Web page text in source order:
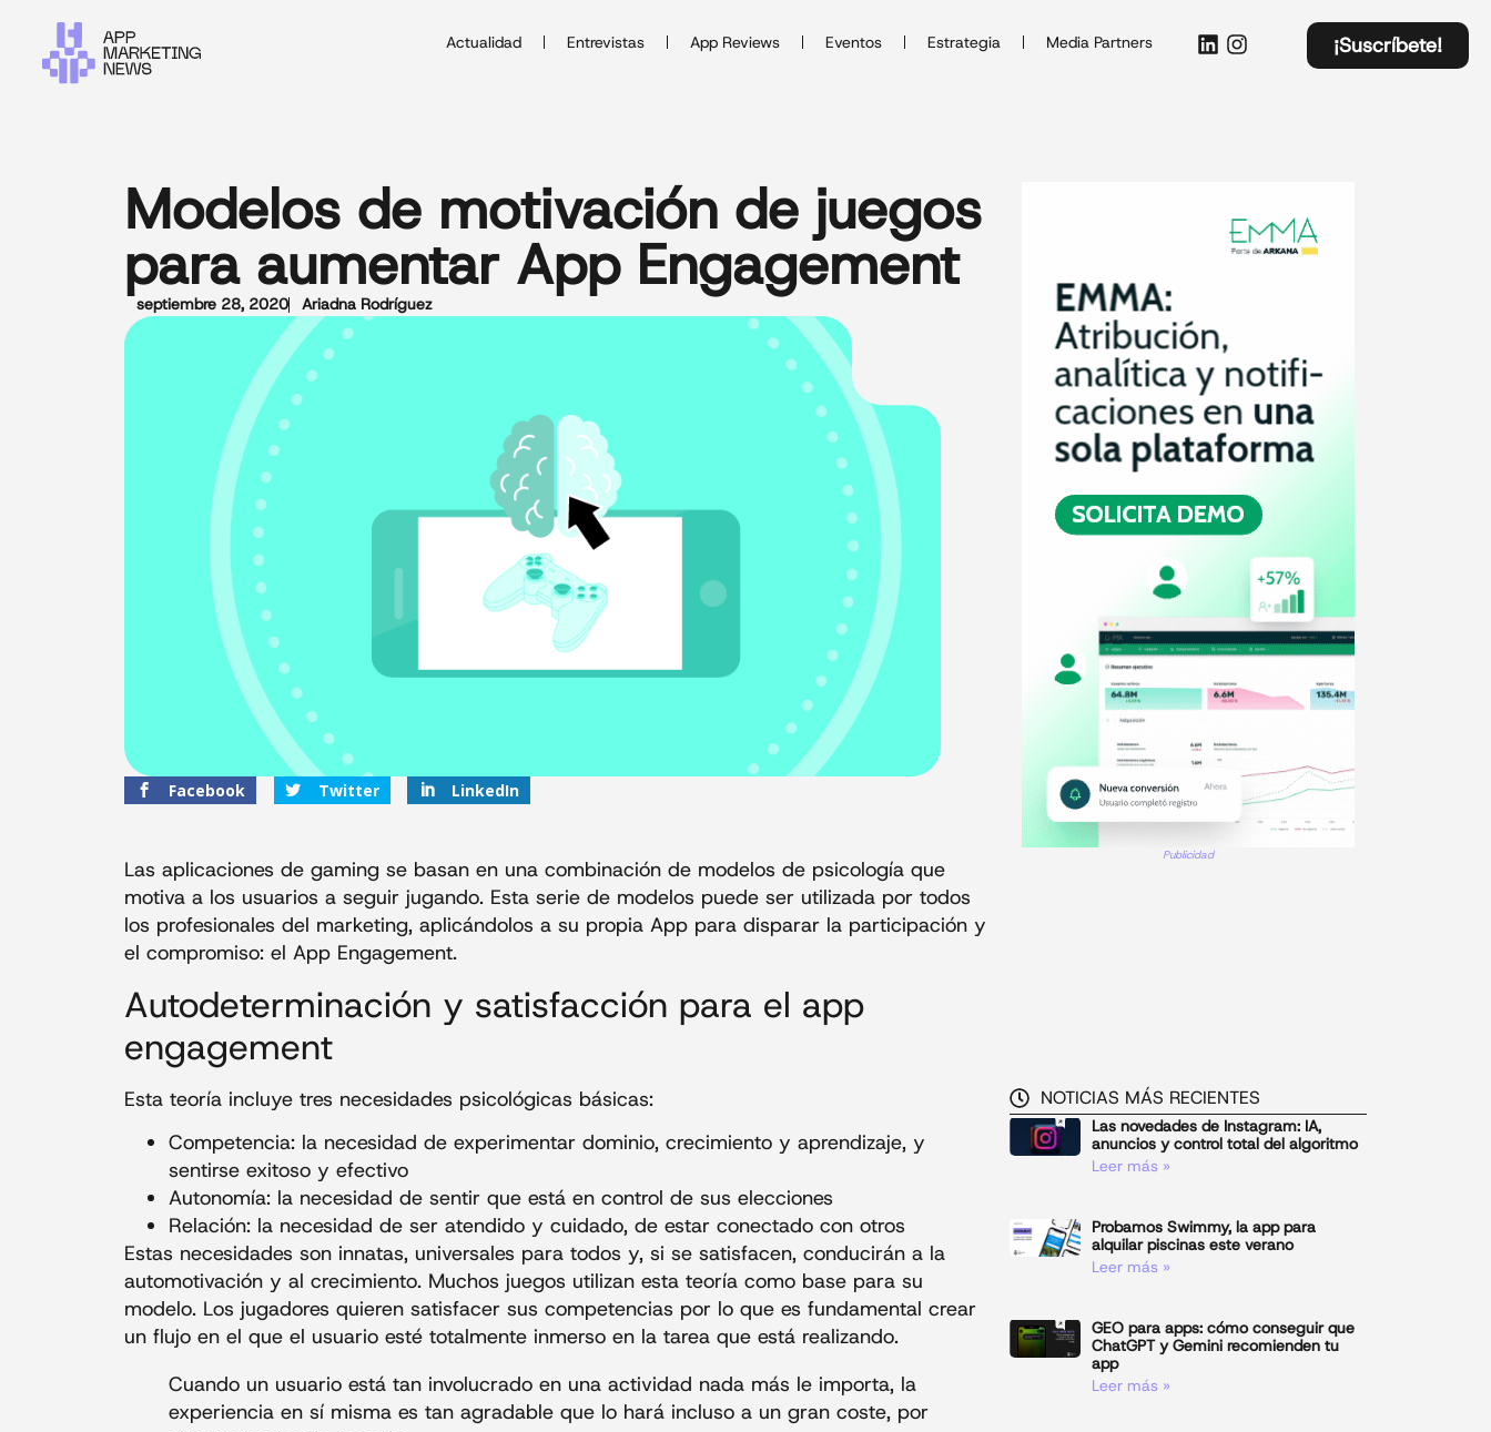
Actualidad Entrevistas App Reviews Eventos Estrategia Media Partners ¡Suscríbete!
Modelos de motivación de juegos
para aumentar App Engagement
septiembre 28, 2020 Ariadna Rodríguez
Facebook Twitter LinkedIn
Las aplicaciones de gaming se basan en una combinación de modelos de psicología que
motiva a los usuarios a seguir jugando. Esta serie de modelos puede ser utilizada por todos
los profesionales del marketing, aplicándolos a su propia App para disparar la participación y
el compromiso: el App Engagement.
Autodeterminación y satisfacción para el app
engagement
Esta teoría incluye tres necesidades psicológicas básicas:
Competencia: la necesidad de experimentar dominio, crecimiento y aprendizaje, y
sentirse exitoso y efectivo
Autonomía: la necesidad de sentir que está en control de sus elecciones
Relación: la necesidad de ser atendido y cuidado, de estar conectado con otros
Estas necesidades son innatas, universales para todos y, si se satisfacen, conducirán a la
automotivación y al crecimiento. Muchos juegos utilizan esta teoría como base para su
modelo. Los jugadores quieren satisfacer sus competencias por lo que es fundamental crear
un flujo en el que el usuario esté totalmente inmerso en la tarea que está realizando.
Cuando un usuario está tan involucrado en una actividad nada más le importa, la
experiencia en sí misma es tan agradable que lo hará incluso a un gran coste, por
Publicidad
NOTICIAS MÁS RECIENTES
Las novedades de Instagram: IA,
anuncios y control total del algoritmo
Leer más »
Probamos Swimmy, la app para
alquilar piscinas este verano
Leer más »
GEO para apps: cómo conseguir que
ChatGPT y Gemini recomienden tu
app
Leer más »